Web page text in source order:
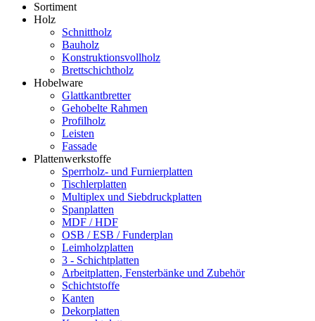
Sortiment
Holz
Schnittholz
Bauholz
Konstruktionsvollholz
Brettschichtholz
Hobelware
Glattkantbretter
Gehobelte Rahmen
Profilholz
Leisten
Fassade
Plattenwerkstoffe
Sperrholz- und Furnierplatten
Tischlerplatten
Multiplex und Siebdruckplatten
Spanplatten
MDF / HDF
OSB / ESB / Funderplan
Leimholzplatten
3 - Schichtplatten
Arbeitplatten, Fensterbänke und Zubehör
Schichtstoffe
Kanten
Dekorplatten